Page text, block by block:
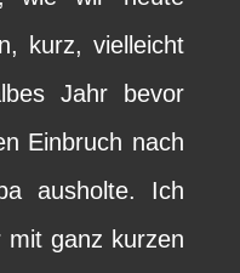
kurz, vielleicht
Jahr bevor
Einbruch nach
ausholte. Ich
mit ganz kurzen